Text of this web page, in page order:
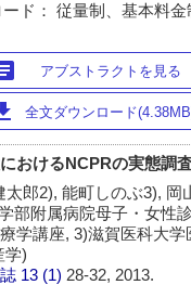
ド： 従量制、基本料金
アブストラクトを見る
全文ダウンロード
おけるNCPRの実態調
太郎2), 能町しのぶ3), 岡
部附属病院母子・女性
学講座, 3)滋賀医科大
学)
13 (1) 28-32, 2013.